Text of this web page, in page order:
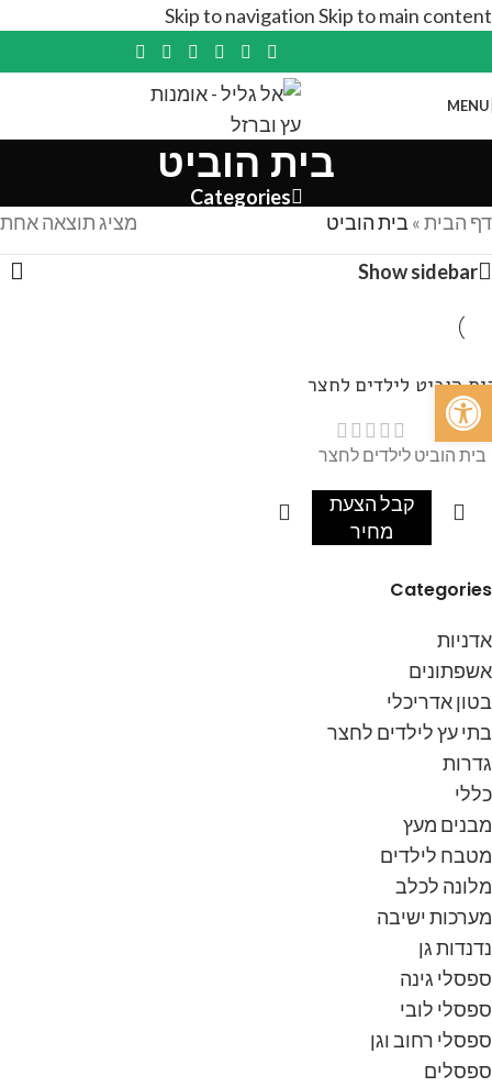
Skip to navigationSkip to main content
MENU
בית הוביט
Categories
דף הבית» בית הוביט מציג תוצאה אחת
Show sidebar
הוביט לילדים לחצר
בית הוביט לילדים לחצר
קבל הצעת
מחיר
Categories
אדניות
אשפתונים
בטון אדריכלי
בתי עץ לילדים לחצר
גדרות
כללי
מבנים מעץ
מטבח לילדים
מלונה לכלב
מערכות ישיבה
נדנדות גן
ספסלי גינה
ספסלי לובי
ספסלי רחוב וגן
ספסלים
פתח סרגל נגישות